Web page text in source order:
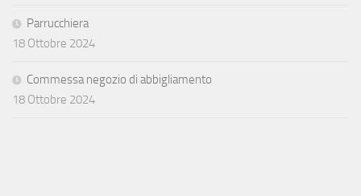
Parrucchiera
18 Ottobre 2024
Commessa negozio di abbigliamento
18 Ottobre 2024